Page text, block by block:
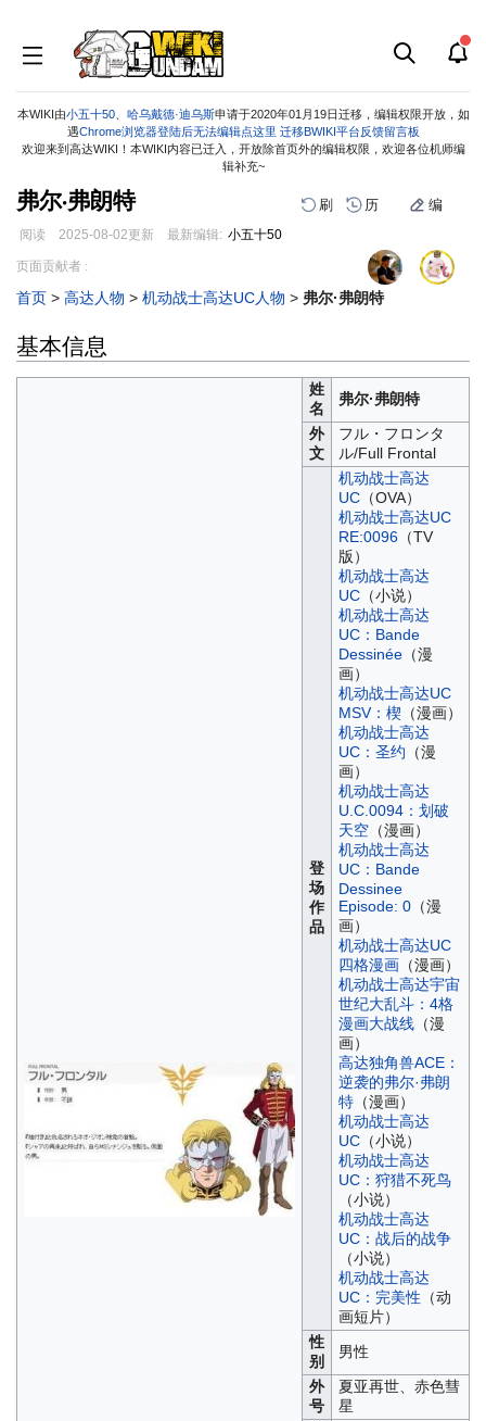
本WIKI由小五十50、 哈乌戴德·迪乌斯申请于2020年01月19日迁移，编辑权限开放，如
遇Chrome浏览器登陆后无法编辑点这里 迁移BWIKI平台反馈留言板
欢迎来到高达WIKI！本WIKI内容已迁入，开放除首页外的编辑权限，欢迎各位机师编
辑补充~
弗尔·弗朗特 刷 历 编
阅读 2025-08-02更新 最新编辑: 小五十50
跳
导
跳
搜
页面贡献者 :
首页 > 高达人物 > 机动战士高达UC人物 > 弗尔·弗朗特
基本信息
姓
名
弗尔·弗朗特
外
文
フル・フロンタ
ル/Full Frontal
登
场
作
品
机动战士高达
UC（OVA）
机动战士高达UC
RE:0096（TV
版）
机动战士高达
UC（小说）
机动战士高达
UC：Bande
Dessinée（漫
画）
机动战士高达UC
MSV：楔 （漫画）
机动战士高达
UC：圣约 （漫
画）
机动战士高达
U.C.0094：划破
天空（漫画）
机动战士高达
UC：Bande
Dessinee
Episode: 0（漫
画）
机动战士高达UC
四格漫画（漫画）
机动战士高达宇宙
世纪大乱斗：4格
漫画大战线（漫
画）
高达独角兽ACE：
逆袭的弗尔·弗朗
特（漫画）
机动战士高达
UC（小说）
机动战士高达
UC：狩猎不死鸟
（小说）
机动战士高达
UC：战后的战争
（小说）
机动战士高达
UC：完美性 （动
画短片）
性
别
男性
外
号
夏亚再世、赤色彗
星